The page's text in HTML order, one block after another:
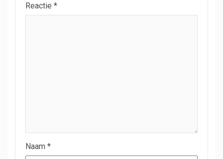
Reactie *
Naam *